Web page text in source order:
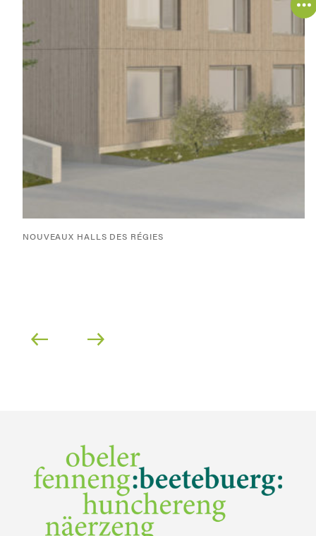
NOUVEAUX HALLS DES RÉGIES